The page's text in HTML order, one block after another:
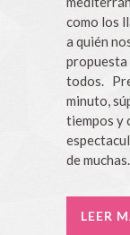
como los
a quién
propuesta
todos.
minuto,
tiempos y
de
LEER